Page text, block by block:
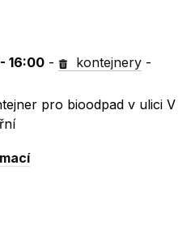
16:00 - kontejnery -
pro bioodpad v ulici V